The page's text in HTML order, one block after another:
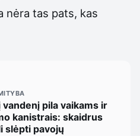
nėra tas pats, kas
pila vaikams ir
kanistrais: skaidrus
slėpti pavojų